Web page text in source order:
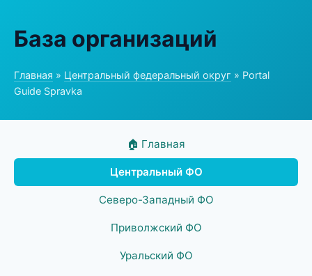
База организаций
Главная » Центральный федеральный округ » Portal
Guide Spravka
🏠 Главная
Центральный ФО
Северо-Западный ФО
Приволжский ФО
Уральский ФО